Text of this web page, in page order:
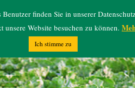
finden Sie in unserer
unsere Website besuchen zu können.
Ich stimme zu